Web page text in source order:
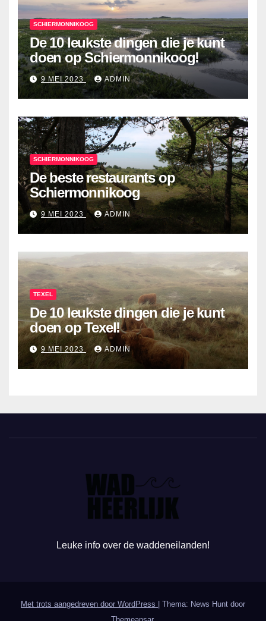
SCHIERMONNIKOOG
De 10 leukste dingen die je kunt
doen op Schiermonnikoog!
9 MEI 2023 ADMIN
SCHIERMONNIKOOG
De beste restaurants op
Schiermonnikoog
9 MEI 2023 ADMIN
TEXEL
De 10 leukste dingen die je kunt
doen op Texel!
9 MEI 2023 ADMIN
Leuke info over de waddeneilanden!
Met trots aangedreven door WordPress | Thema: News Hunt door